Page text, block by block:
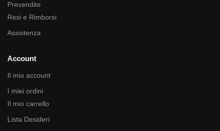
Prevendite
Resi e Rimborsi
Assistenza
Account
Il mio account
I miei ordini
Il mio carrello
Lista Desideri